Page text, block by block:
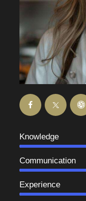
Knowledge
Communication
Experience